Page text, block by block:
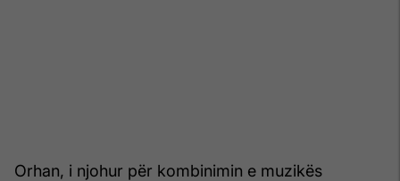
Orhan, i njohur për kombinimin e muzikës